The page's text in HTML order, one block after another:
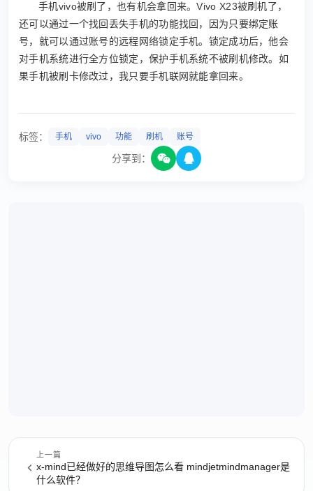
手机vivo被刷了，也有机会拿回来。Vivo X23被刷机了，
还可以通过一个找回丢失手机的功能找回，因为只要绑定账
号，就可以通过账号的远程网络锁定手机。锁定成功后，他会
对手机系统进行全方位锁定，保护手机系统不被刷机修改。如
果手机被刷卡修改过，我只要手机联网就能拿回来。
标签： 手机 vivo 功能 刷机 账号
分享到：
上一篇
x-mind已经做好的思维导图怎么看 mindjetmindmanager是
什么软件？